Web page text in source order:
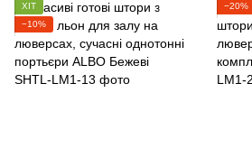
ХІТ
−10%
−20%